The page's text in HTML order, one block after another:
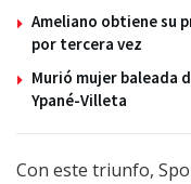
Ameliano obtiene su
por tercera vez
Murió mujer baleada
Ypané-Villeta
Con este triunfo,